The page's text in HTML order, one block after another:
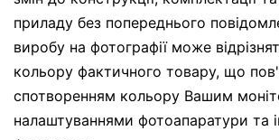
приладу без попереднього
виробу на фотографії може
кольору фактичного товару, що
спотворенням кольору Вашим
налаштуваннями фотоапаратури та